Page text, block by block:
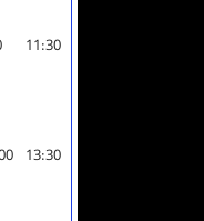
11:30
13:30